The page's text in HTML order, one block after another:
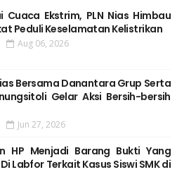
Cuaca Ekstrim, PLN Nias Himbau
Peduli Keselamatan Kelistrikan
Aug 06, 2026
Bersama Danantara Grup Serta
Gelar Aksi Bersih-bersih
Jun 27, 2026
HP Menjadi Barang Bukti Yang
Labfor Terkait Kasus Siswi SMK di